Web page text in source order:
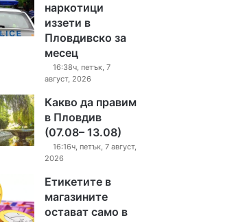
наркотици
иззети в
Пловдивско за
месец
16:38ч, петък, 7
август, 2026
Какво да правим
в Пловдив
(07.08– 13.08)
16:16ч, петък, 7 август,
2026
Етикетите в
магазините
остават само в